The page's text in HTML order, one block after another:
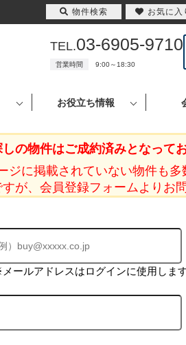
TEL.03-6905-9710
営業時間 9:00～18:30
お役立ち情報
しの物件はご成約済みとなってお
ジに掲載されていない物件も多
が、会員登録フォームよりお
ールアドレスはログインに使用します
物件検索 お気に入